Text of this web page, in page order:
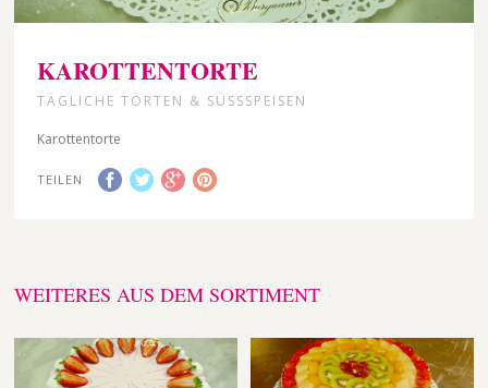
KAROTTENTORTE
TÄGLICHE TORTEN & SÜSSSPEISEN
Karottentorte
TEILEN
WEITERES AUS DEM SORTIMENT